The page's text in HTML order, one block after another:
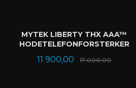
MYTEK LIBERTY THX AAA™
HODETELEFONFORSTERKER
Tilbud
11 900,00 17 000,00Rabatt